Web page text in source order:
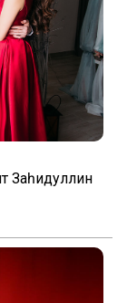
Заһидуллин